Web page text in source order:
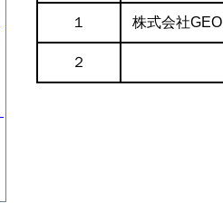
１ 株式会社GEO
２